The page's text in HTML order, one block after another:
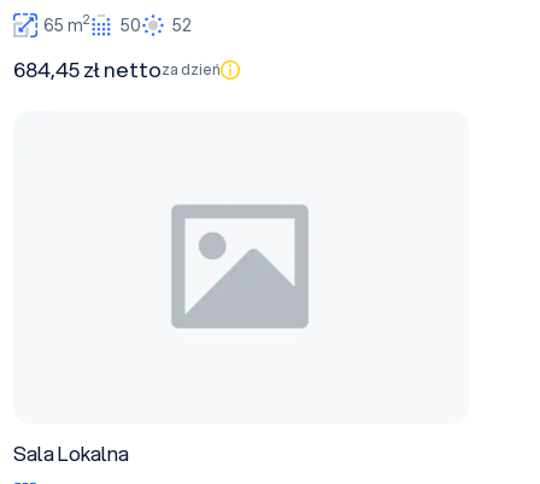
65 m2 50 52
684,45 zł nettoza dzień
Sala Lokalna